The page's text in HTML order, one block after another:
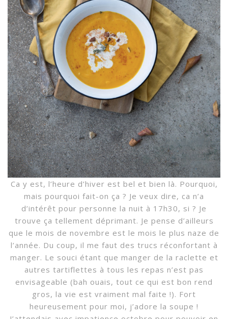
Ca y est, l’heure d’hiver est bel et bien là. Pourquoi,
mais pourquoi fait-on ça ? Je veux dire, ca n’a
d’intérêt pour personne la nuit à 17h30, si ? Je
trouve ça tellement déprimant. Je pense d’ailleurs
que le mois de novembre est le mois le plus naze de
l’année. Du coup, il me faut des trucs réconfortant à
manger. Le souci étant que manger de la raclette et
autres tartiflettes à tous les repas n’est pas
envisageable (bah ouais, tout ce qui est bon rend
gros, la vie est vraiment mal faite !). Fort
heureusement pour moi, j’adore la soupe !